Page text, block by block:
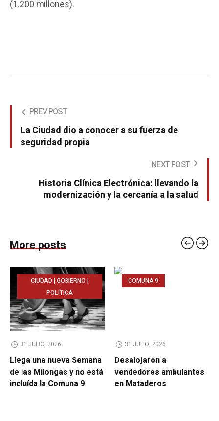
(1.200 millones).
PREV POST
La Ciudad dio a conocer a su fuerza de
seguridad propia
NEXT POST
Historia Clínica Electrónica: llevando la
modernización y la cercanía a la salud
More posts
CIUDAD | GOBIERNO |
POLÍTICA
31 JULIO, 2026
Llega una nueva Semana
de las Milongas y no está
incluída la Comuna 9
COMUNA 9
31 JULIO, 2026
Desalojaron a
vendedores ambulantes
en Mataderos